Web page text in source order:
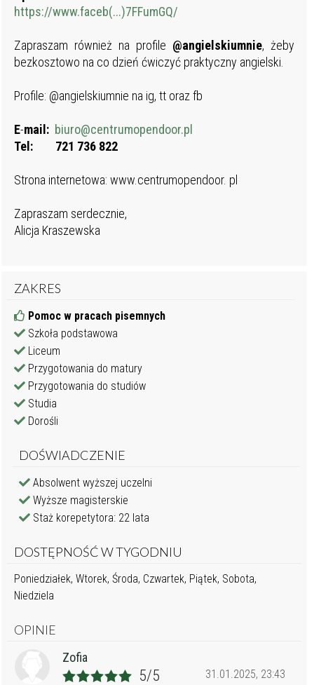
https://www.faceb(...)7FFumGQ/
Zapraszam również na profile @angielskiumnie, żeby
bezkosztowo na co dzień ćwiczyć praktyczny angielski.
Profile: @angielskiumnie na ig, tt oraz fb
E-mail: biuro@centrumopendoor.pl
Tel: 721 736 822
Strona internetowa: www.centrumopendoor. pl
Zapraszam serdecznie,
Alicja Kraszewska
ZAKRES
Pomoc w pracach pisemnych
Szkoła podstawowa
Liceum
Przygotowania do matury
Przygotowania do studiów
Studia
Dorośli
DOŚWIADCZENIE
Absolwent wyższej uczelni
Wyższe magisterskie
Staż korepetytora: 22 lata
DOSTĘPNOŚĆ W TYGODNIU
Poniedziałek, Wtorek, Środa, Czwartek, Piątek, Sobota,
Niedziela
OPINIE
Zofia
31.01.2025, 23:43
5/5